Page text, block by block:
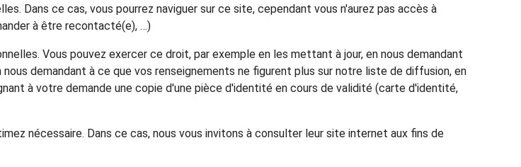
Dans ce cas, vous pourrez naviguer sur ce site, cependant vous n'aurez pas accès à
à être recontacté(e), …)
Vous pouvez exercer ce droit, par exemple en les mettant à jour, en nous demandant
demandant à ce que vos renseignements ne figurent plus sur notre liste de diffusion, en
à votre demande une copie d'une pièce d'identité en cours de validité (carte d'identité,
nécessaire. Dans ce cas, nous vous invitons à consulter leur site internet aux fins de